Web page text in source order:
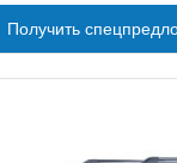
Получить